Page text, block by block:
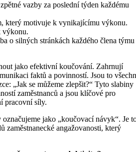
vazby za poslední týden každému
který motivuje k vynikajícímu výkonu.
výkonu.
o silných stránkách každého člena týmu
jako efektivní koučování. Zahrnují
faktů a povinností. Jsou to
„Jak se můžeme zlepšit?“ Tyto slabiny
zaměstnanců a jsou klíčové pro
pracovní síly.
jako „koučovací návyk“. Je
zaměstnanecké angažovanosti, který